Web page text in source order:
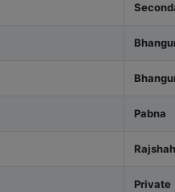
Pabna
Private